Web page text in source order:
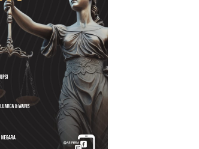
Noorbiyanto, S.H Nahkodai BPC
Peradin Magetan Periode
2026–2028, Siap Perkuat
Pendampingan Hukum